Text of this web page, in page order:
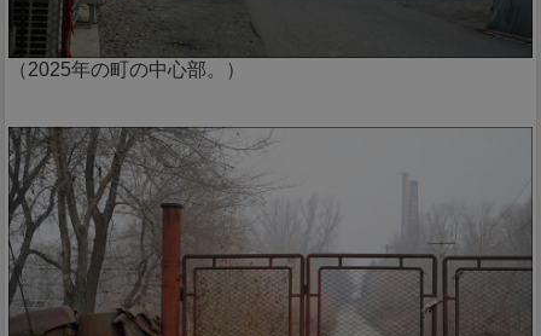
（2025年の町の中心部。）